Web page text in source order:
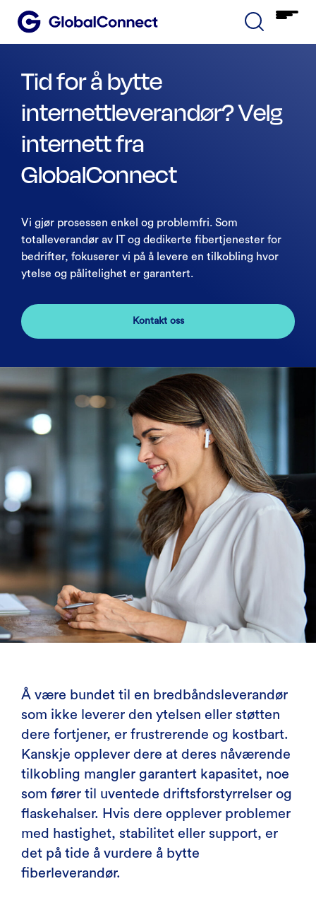
Tid for å bytte
internettleverandør? Velg
internett fra
GlobalConnect
Vi gjør prosessen enkel og problemfri. Som
totalleverandør av IT og dedikerte fibertjenester for
bedrifter, fokuserer vi på å levere en tilkobling hvor
ytelse og pålitelighet er garantert.
Kontakt oss
Å være bundet til en bredbåndsleverandør
som ikke leverer den ytelsen eller støtten
dere fortjener, er frustrerende og kostbart.
Kanskje opplever dere at deres nåværende
tilkobling mangler garantert kapasitet, noe
som fører til uventede driftsforstyrrelser og
flaskehalser. Hvis dere opplever problemer
med hastighet, stabilitet eller support, er
det på tide å vurdere å bytte
fiberleverandør.